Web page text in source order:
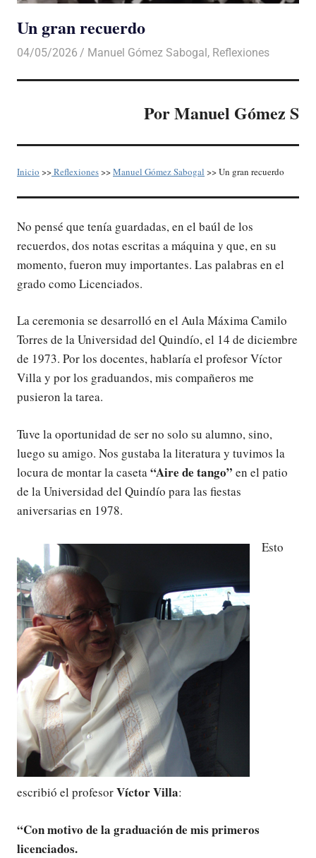
Un gran recuerdo
04/05/2026 De todo un Poco
Manuel Gómez Sabogal, Reflexiones
Por Manuel Gómez S
Inicio >>Reflexiones>>Manuel Gómez Sabogal >> Un gran recuerdo
No pensé que tenía guardadas, en el baúl de los
recuerdos, dos notas escritas a máquina y que, en su
momento, fueron muy importantes. Las palabras en el
grado como Licenciados.
La ceremonia se desarrolló en el Aula Máxima Camilo
Torres de la Universidad del Quindío, el 14 de diciembre
de 1973. Por los docentes, hablaría el profesor Víctor
Villa y por los graduandos, mis compañeros me
pusieron la tarea.
Tuve la oportunidad de ser no solo su alumno, sino,
luego su amigo. Nos gustaba la literatura y tuvimos la
locura de montar la caseta“Aire de tango” en el patio
de la Universidad del Quindío para las fiestas
aniversarias en 1978.
Esto
escribió el profesorVíctor Villa:
“Con motivo de la graduación de mis primeros
licenciados.